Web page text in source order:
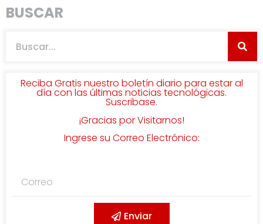
BUSCAR
Reciba Gratis nuestro boletín diario para estar al
día con las últimas noticias tecnológicas.
Suscribase.
¡Gracias por Visitarnos!
Ingrese su Correo Electrónico:
Enviar